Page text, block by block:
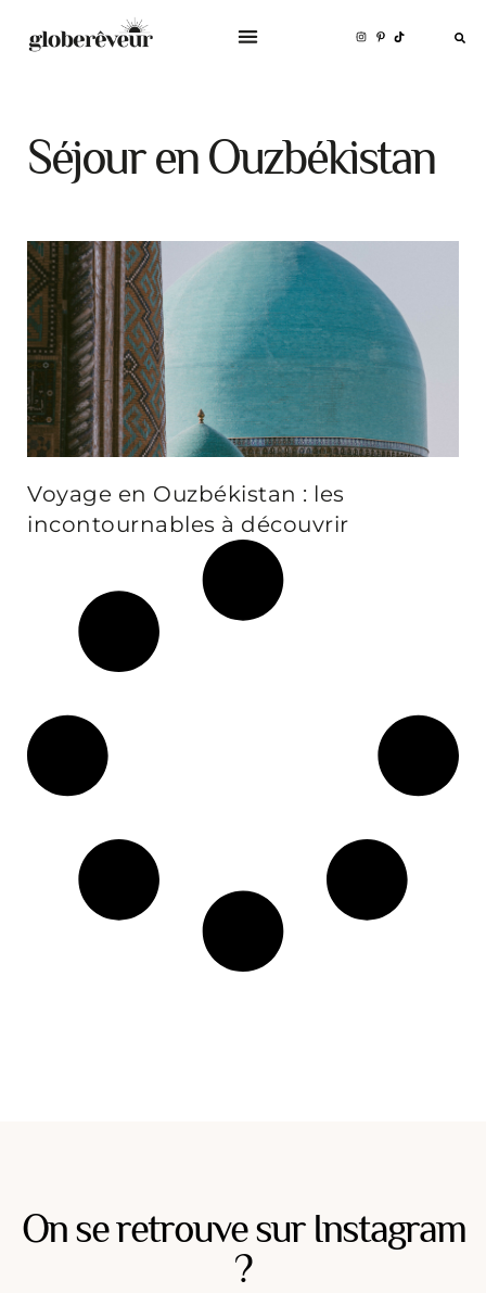
Séjour en Ouzbékistan
Voyage en Ouzbékistan : les
incontournables à découvrir
On se retrouve sur Instagram
?